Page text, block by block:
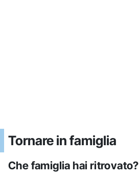
Tornare in famiglia
Che famiglia hai ritrovato?